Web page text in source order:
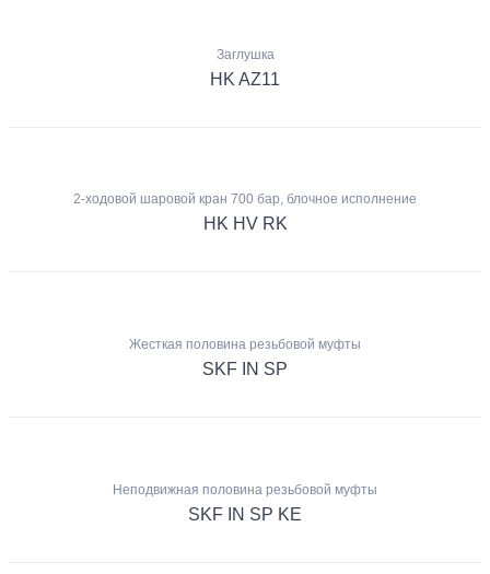
Заглушка
HK AZ11
2-ходовой шаровой кран 700 бар, блочное исполнение
HK HV RK
Жесткая половина резьбовой муфты
SKF IN SP
Неподвижная половина резьбовой муфты
SKF IN SP KE